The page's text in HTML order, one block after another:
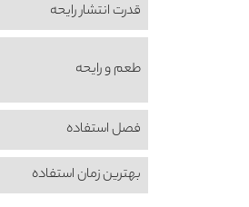
قدرت انتشار رایحه
طعم‌ و رایحه
فصل استفاده
بهترین زمان استفاده